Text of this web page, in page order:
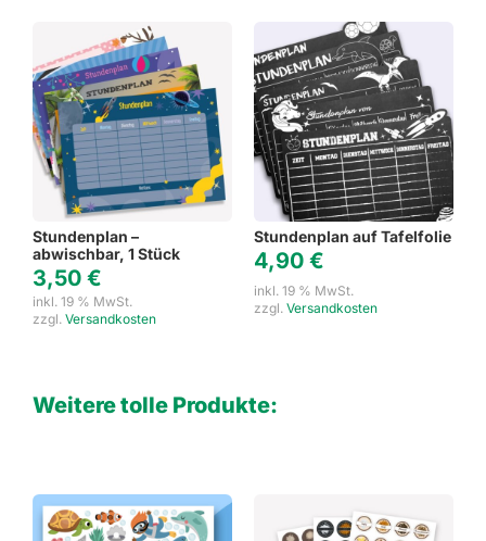
Stundenplan –
abwischbar, 1 Stück
3,50 €
inkl. 19 % MwSt.
zzgl. Versandkosten
Stundenplan auf Tafelfolie
4,90 €
inkl. 19 % MwSt.
zzgl. Versandkosten
Weitere tolle Produkte: